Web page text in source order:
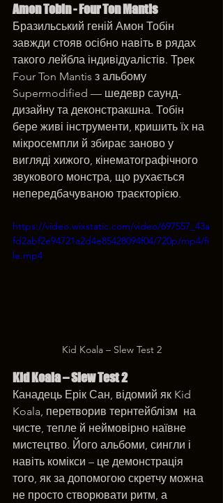
Amon Tobin - Four Ton Mantis
Бразильський геній Амон Тобін
завжди стояв осібно навіть в рядах
такого лейбла індивідуалістів. Трек
Four Ton Mantis з альбому
Supermodified — шедевр саунд-
дизайну та деконстракшна. Тобін
бере живі інструменти, кришить їх на
мікросемпли й збирає заново у
вигляді хижого, кінематографічного
звукового монстра, що рухається
непередбачуваною траєкторією.
https://video.wixstatic.com/video/697557_43a
fd2abf2e94721a2d4e85428094f04/720p/mp4/fi
le.mp4
Kid Koala – Slew Test 2
Kid Koala – Slew Test 2
Канадець Ерік Сан, відомий як Kid
Koala, перетворив тернтейблізм  на
чисте, тепле й неймовірно наївне
мистецтво. Його альбоми, сингли і
навіть комікси – це демонстрація
того, як за допомогою скретчу можна
не просто створювати ритм, а